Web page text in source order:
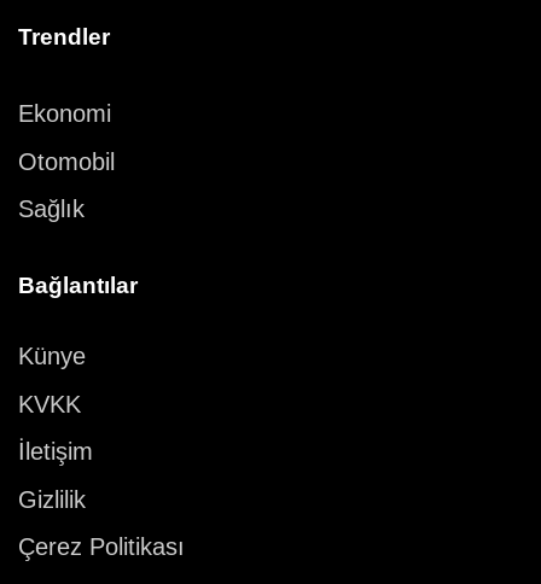
Trendler
Ekonomi
Otomobil
Sağlık
Bağlantılar
Künye
KVKK
İletişim
Gizlilik
Çerez Politikası